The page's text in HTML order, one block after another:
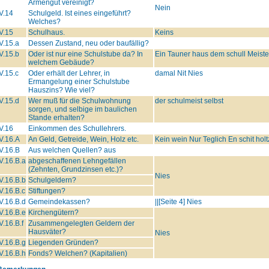
Armengut vereinigt?
Nein
Schulgeld. Ist eines eingeführt?
Welches?
Schulhaus.
Keins
Dessen Zustand, neu oder baufällig?
Oder ist nur eine Schulstube da? In
welchem Gebäude?
Ein Tauner haus dem schull
Oder erhält der Lehrer, in
Ermangelung einer Schulstube
Hauszins? Wie viel?
damal Nit Nies
Wer muß für die Schulwohnung
sorgen, und selbige im baulichen
Stande erhalten?
der schulmeist selbst
Einkommen des Schullehrers.
An Geld, Getreide, Wein, Holz etc.
Kein wein Nur Teglich En schit
Aus welchen Quellen? aus
abgeschaffenen Lehngefällen
(Zehnten, Grundzinsen etc.)?
Nies
Schulgeldern?
Stiftungen?
Gemeindekassen?
||[Seite 4] Nies
Kirchengütern?
Nies
Zusammengelegten Geldern der
Hausväter?
Liegenden Gründen?
Fonds? Welchen? (Kapitalien)